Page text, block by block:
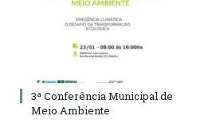
3ª Conferência Municipal de
Meio Ambiente